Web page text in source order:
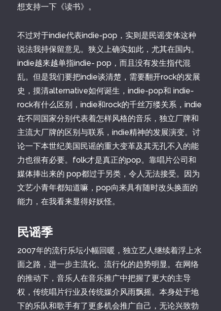
想支持一下《读书》。
不过对于indie代表indie-pop，实则是民谣变体这种
说法我持保留意见。狭义上确实如此，尤其在国内。
indie越来越单指indie- pop，而且没有发生指代混
乱。但是我们要把indie谈清楚，需要翻开rock的发展
史，摸清alternative如何诞生，indie-pop和 indie-
rock有什么区别，indie和rock的千丝万缕关系，indie
在不同国家分别代表着怎样风格的音乐，独立厂牌和
主流大厂牌的区别与联系，indie精神的发展演变。讨
论一下本世纪美国民谣的重大变革及其无孔不入的能
力也很有必要。folk才是真正的pop。靠唱片公司和
媒体捧出来的 pop都过于另类，令人无法接受。因为
文艺小青年都知道嘛，pop向来具有随时改头换面的
能力，在我看来显得好妖怪。
民谣季
2007年的流行乐坛小幅回暖，独立艺人继续着浮上水
面之路，进一步主流化、流行化的趋势明显。在网络
的推动下，音乐人在音乐推广中把握了更大的主导
权，传统唱片行业及传统媒介风雨飘摇。本身处于地
下的乐队和歌手有了更多机会推广自己，无论兴致勃